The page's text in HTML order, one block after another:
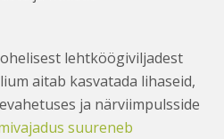
lehtköögiviljadest
aitab kasvatada lihaseid,
ja närviimpulsside
suureneb